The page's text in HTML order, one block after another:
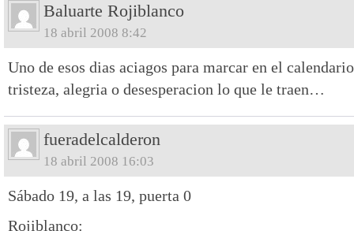
Baluarte Rojiblanco
18 abril 2008 8:42
Uno de esos dias aciagos para marcar en el
tristeza, alegria o desesperacion lo que le traen…
fueradelcalderon
18 abril 2008 16:03
Sábado 19, a las 19, puerta 0
Rojiblanco: